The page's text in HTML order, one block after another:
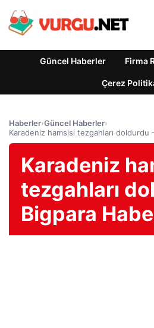
Güncel Haberler Firma
Çerez
Haberler›Güncel Haberler›
Karadeniz hamsisi tezgahları doldurdu
Karadeniz
tezgahları
Bigpara